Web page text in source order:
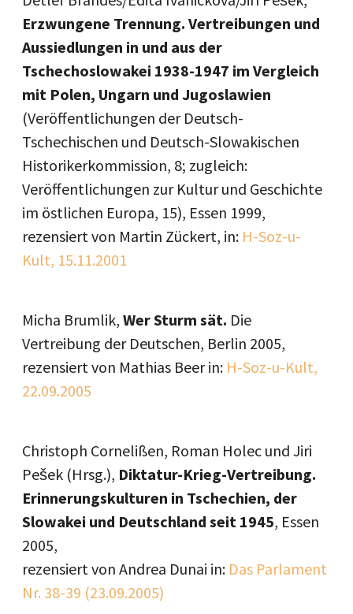
Erzwungene Trennung. Vertreibungen und
Aussiedlungen in und aus der
Tschechoslowakei 1938-1947 im Vergleich
mit Polen, Ungarn und Jugoslawien
(Veröffentlichungen der Deutsch-
Tschechischen und Deutsch-Slowakischen
Historikerkommission, 8; zugleich:
Veröffentlichungen zur Kultur und Geschichte
im östlichen Europa, 15), Essen 1999,
rezensiert von Martin Zückert, in: H-Soz-u-
Kult, 15.11.2001
Micha Brumlik, Wer Sturm sät. Die
Vertreibung der Deutschen, Berlin 2005,
rezensiert von Mathias Beer in: H-Soz-u-Kult,
22.09.2005
Christoph Cornelißen, Roman Holec und Jiri
Pešek (Hrsg.), Diktatur-Krieg-Vertreibung.
Erinnerungskulturen in Tschechien, der
Slowakei und Deutschland seit 1945, Essen
2005,
rezensiert von Andrea Dunai in: Das Parlament
Nr. 38-39 (23.09.2005)